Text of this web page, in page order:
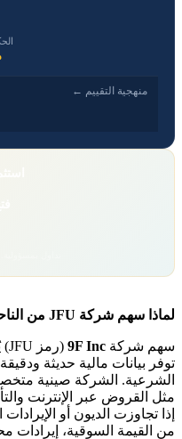
منهجية التقييم ←
لماذا سهم شركة JFU من الناحية الشرعية مختلط؟
سهم شركة 9F Inc(رمز JFU) يُصنف كـ
الشرعية. الشركة صينية
مثل القروض عبر الإنترنت